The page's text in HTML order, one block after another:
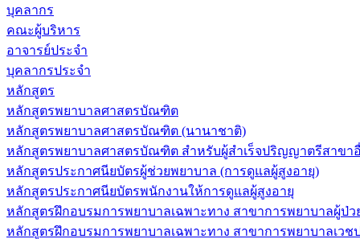
บุคลากร
คณะผู้บริหาร
อาจารย์ประจำ
บุคลากรประจำ
หลักสูตร
หลักสูตรพยาบาลศาสตรบัณฑิต
หลักสูตรพยาบาลศาสตรบัณฑิต (นานาชาติ)
หลักสูตรพยาบาลศาสตรบัณฑิต สำหรับผู้สำเร็จปริญญาตรีสาขา
หลักสูตรประกาศนียบัตรผู้ช่วยพยาบาล (การดูแลผู้สูงอายุ)
หลักสูตรประกาศนียบัตรพนักงานให้การดูแลผู้สูงอายุ
หลักสูตรฝึกอบรมการพยาบาลเฉพาะทาง สาขาการพยาบาลผู้ป่
หลักสูตรฝึกอบรมการพยาบาลเฉพาะทาง สาขาการพยาบาลเว